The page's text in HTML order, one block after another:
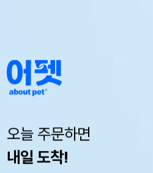
오늘 주문하면
내일 도착!